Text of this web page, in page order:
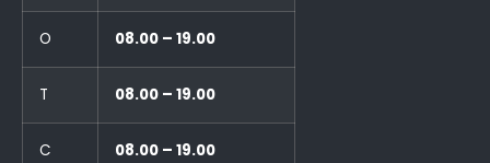
O 08.00 – 19.00
T 08.00 – 19.00
C 08.00 – 19.00